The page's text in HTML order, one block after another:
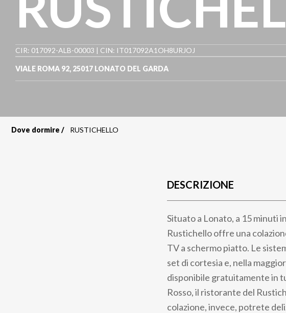
CIR: 017092-ALB-00003 | CIN: IT017092A1OH8URJOJ
VIALE ROMA 92, 25017 LONATO DEL GARDA
Dove dormire RUSTICHELLO
DESCRIZIONE
Situato a Lonato, a 15 minuti
Rustichello offre una
TV a schermo piatto. Le
set di cortesia e, nella
disponibile gratuitamente in
Rosso, il ristorante del
colazione, invece, potrete